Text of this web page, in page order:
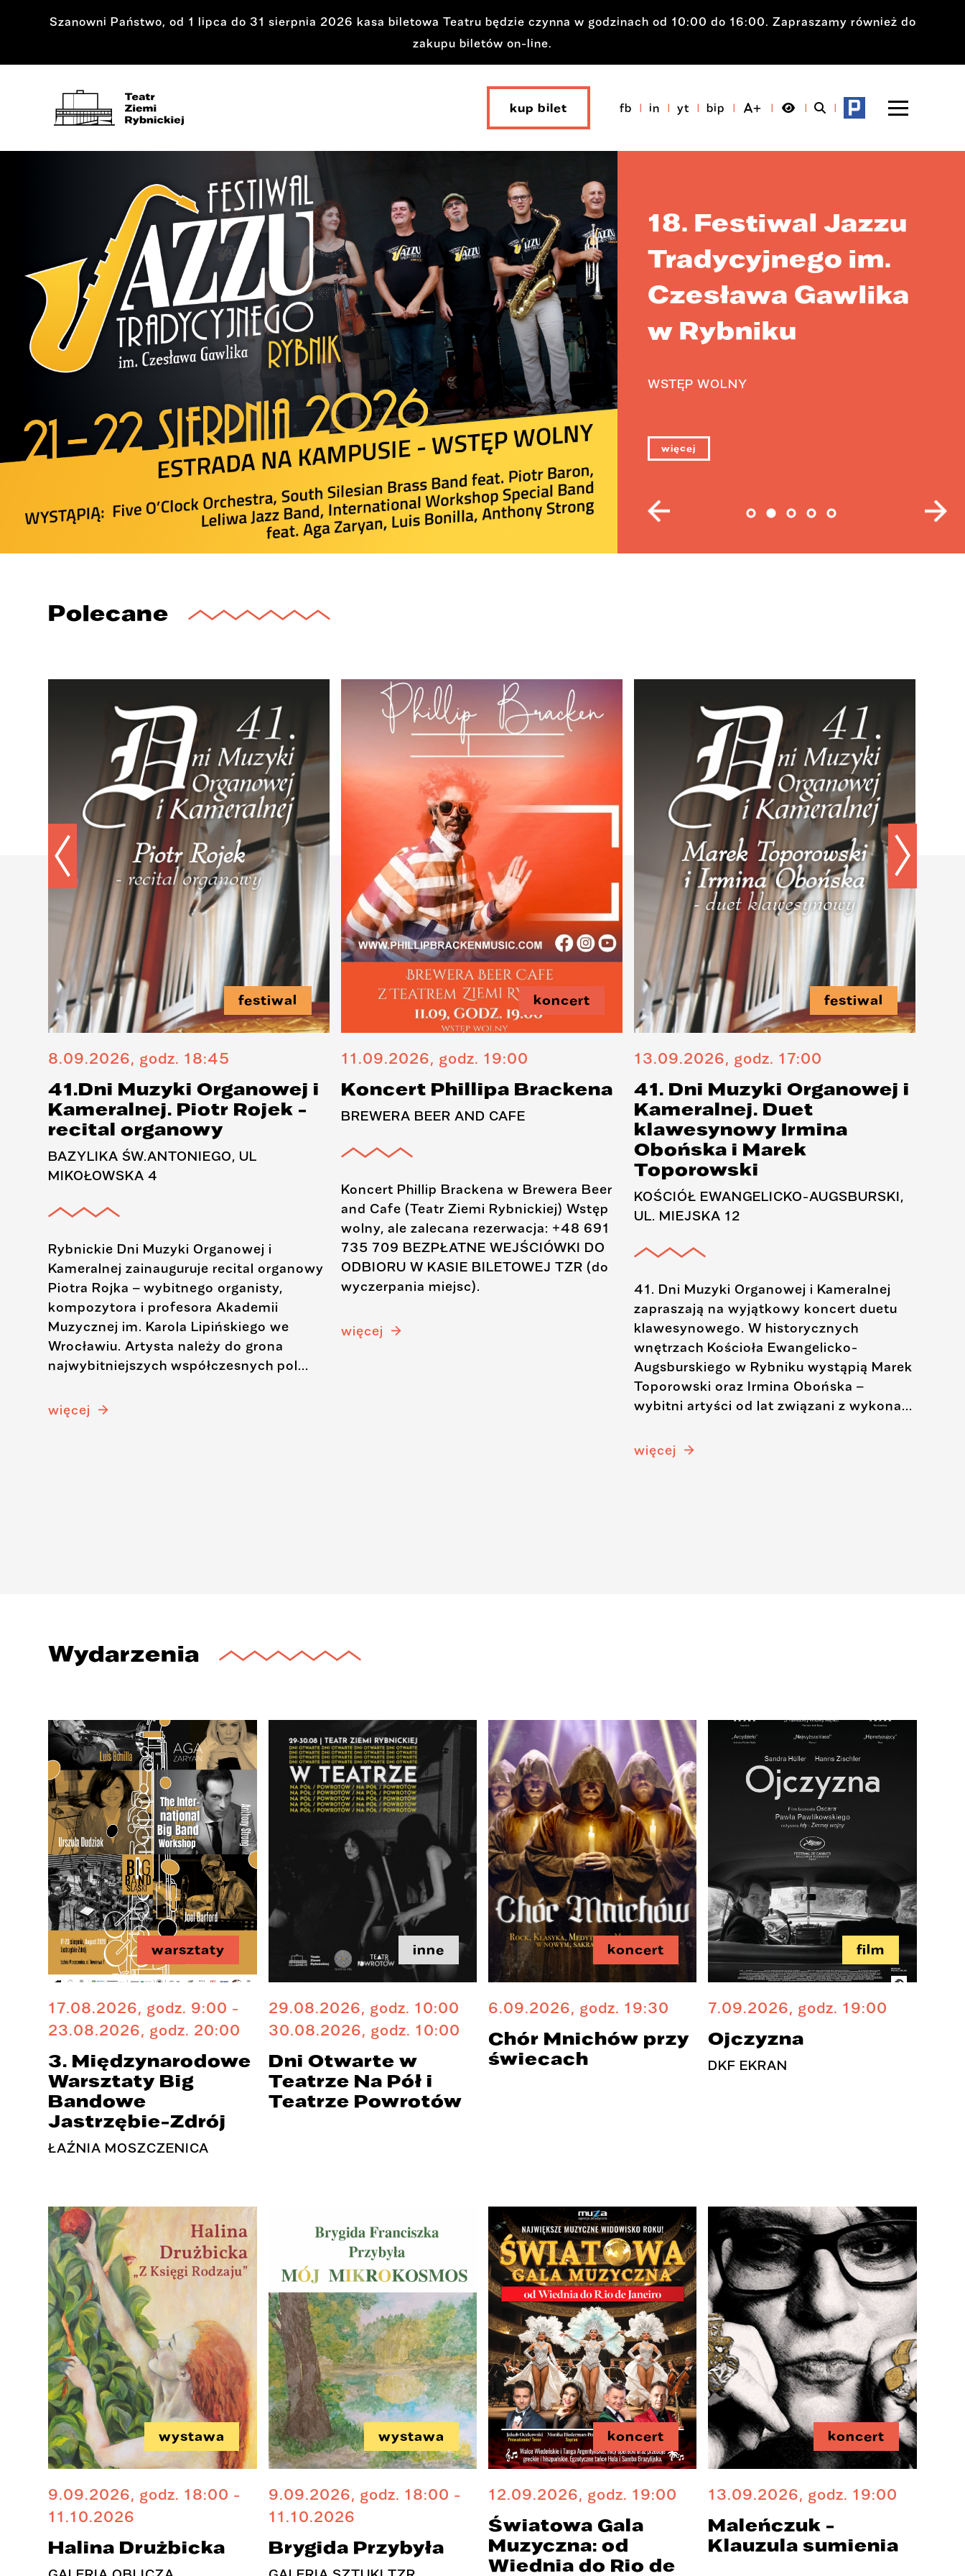
Szanowni Państwo, od 1 lipca do 31 sierpnia 2026 kasa biletowa Teatru będzie czynna w godzinach od 10:00 do 16:00. Zapraszamy również do
zakupu biletów on-line.
kup bilet fb in yt bip
18. Festiwal Jazzu
Tradycyjnego im.
Czesława Gawlika
w Rybniku
WSTĘP WOLNY
więcej
Polecane
festiwal
8.09.2026, godz. 18:45
41.Dni Muzyki Organowej i
Kameralnej. Piotr Rojek -
recital organowy
BAZYLIKA ŚW.ANTONIEGO, UL
MIKOŁOWSKA 4
Rybnickie Dni Muzyki Organowej i
Kameralnej zainauguruje recital organowy
Piotra Rojka – wybitnego organisty,
kompozytora i profesora Akademii
Muzycznej im. Karola Lipińskiego we
Wrocławiu. Artysta należy do grona
najwybitniejszych współczesnych pol...
więcej
koncert
11.09.2026, godz. 19:00
Koncert Phillipa Brackena
BREWERA BEER AND CAFE
Koncert Phillip Brackena w Brewera Beer
and Cafe (Teatr Ziemi Rybnickiej) Wstęp
wolny, ale zalecana rezerwacja: +48 691
735 709 BEZPŁATNE WEJŚCIÓWKI DO
ODBIORU W KASIE BILETOWEJ TZR (do
wyczerpania miejsc).
więcej
festiwal
13.09.2026, godz. 17:00
41. Dni Muzyki Organowej i
Kameralnej. Duet
klawesynowy Irmina
Obońska i Marek
Toporowski
KOŚCIÓŁ EWANGELICKO-AUGSBURSKI,
UL. MIEJSKA 12
41. Dni Muzyki Organowej i Kameralnej
zapraszają na wyjątkowy koncert duetu
klawesynowego. W historycznych
wnętrzach Kościoła Ewangelicko-
Augsburskiego w Rybniku wystąpią Marek
Toporowski oraz Irmina Obońska –
wybitni artyści od lat związani z wykona...
więcej
Wydarzenia
warsztaty
17.08.2026, godz. 9:00 -
23.08.2026, godz. 20:00
3. Międzynarodowe
Warsztaty Big
Bandowe
Jastrzębie-Zdrój
ŁAŹNIA MOSZCZENICA
inne
29.08.2026, godz. 10:00
30.08.2026, godz. 10:00
Dni Otwarte w
Teatrze Na Pół i
Teatrze Powrotów
koncert
6.09.2026, godz. 19:30
Chór Mnichów przy
świecach
film
7.09.2026, godz. 19:00
Ojczyzna
DKF EKRAN
wystawa
9.09.2026, godz. 18:00 -
11.10.2026
Halina Drużbicka
wystawa
9.09.2026, godz. 18:00 -
11.10.2026
Brygida Przybyła
koncert
12.09.2026, godz. 19:00
Światowa Gala
Muzyczna: od
Wiednia do Rio de
koncert
13.09.2026, godz. 19:00
Maleńczuk -
Klauzula sumienia